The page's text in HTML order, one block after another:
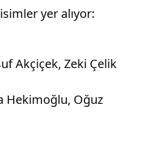
yer alıyor:
Akçiçek, Zeki Çelik
Hekimoğlu, Oğuz